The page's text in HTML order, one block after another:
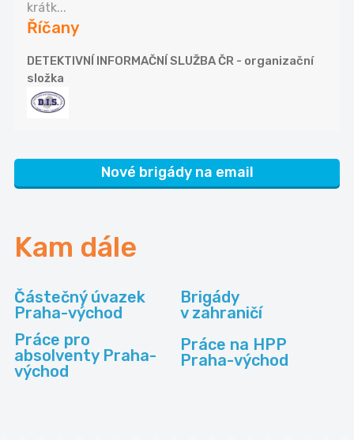
krátk...
Říčany
DETEKTIVNÍ INFORMAČNÍ SLUŽBA ČR - organizační
složka
Nové brigády na email
Kam dále
Částečný úvazek
Praha-východ
Brigády
v zahraničí
Práce pro
absolventy Praha-
východ
Práce na HPP
Praha-východ